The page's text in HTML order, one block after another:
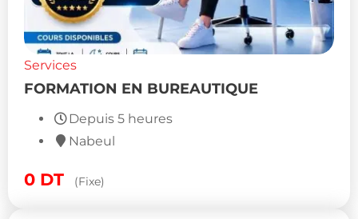
Services
FORMATION EN BUREAUTIQUE
Depuis 5 heures
Nabeul
0 DT (Fixe)